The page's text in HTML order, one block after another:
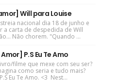
Will para Louise
nacional dia 18 de junho e
a carta de despedida de Will
Não chorem. "Quando ...
P.S Eu Te Amo
filme que mexe com seu ser?
como seria e tudo mais?
Eu Te Amo. <3 Nest...